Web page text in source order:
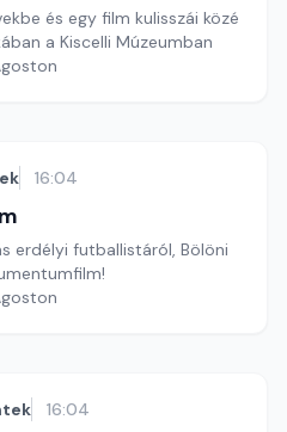
és egy film kulisszái közé
a Kiscelli Múzeumban
16:04
erdélyi futballistáról, Bölöni
16:04